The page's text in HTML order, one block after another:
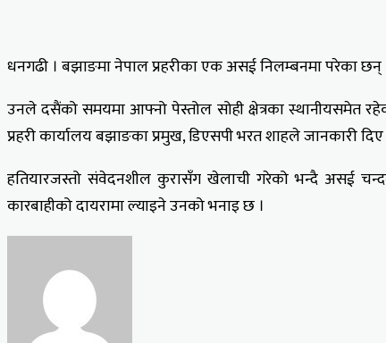
धनगढी । बझाङमा नेपाल प्रहरीका एक असई निलम्बनमा परेका छन्
उनले दसैंको समयमा आफ्नो पेस्तोल सोही क्षेत्रका स्थानीयसमेत
प्रहरी कार्यालय बझाङका प्रमुख, डिएसपी भरत शाहले जानकारी दिए
हतियारजस्तो संवेदनशील कुरासँग खेलाची गरेको भन्दै असई
कारबाहीको दायरामा ल्याइने उनको भनाइ छ ।